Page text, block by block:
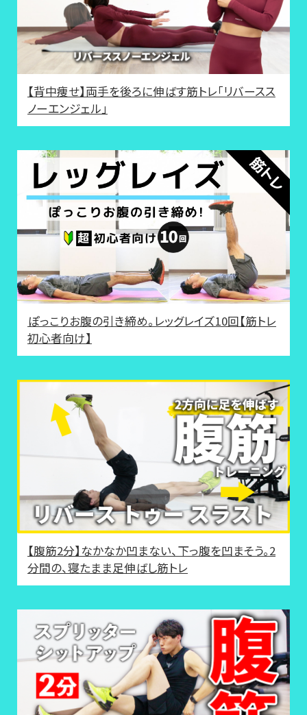
【背中痩せ】両手を後ろに伸ばす筋トレ「リバースス
ノーエンジェル」
ぽっこりお腹の引き締め。レッグレイズ10回【筋トレ
初心者向け】
【腹筋2分】なかなか凹まない、下っ腹を凹まそう。2
分間の、寝たまま足伸ばし筋トレ